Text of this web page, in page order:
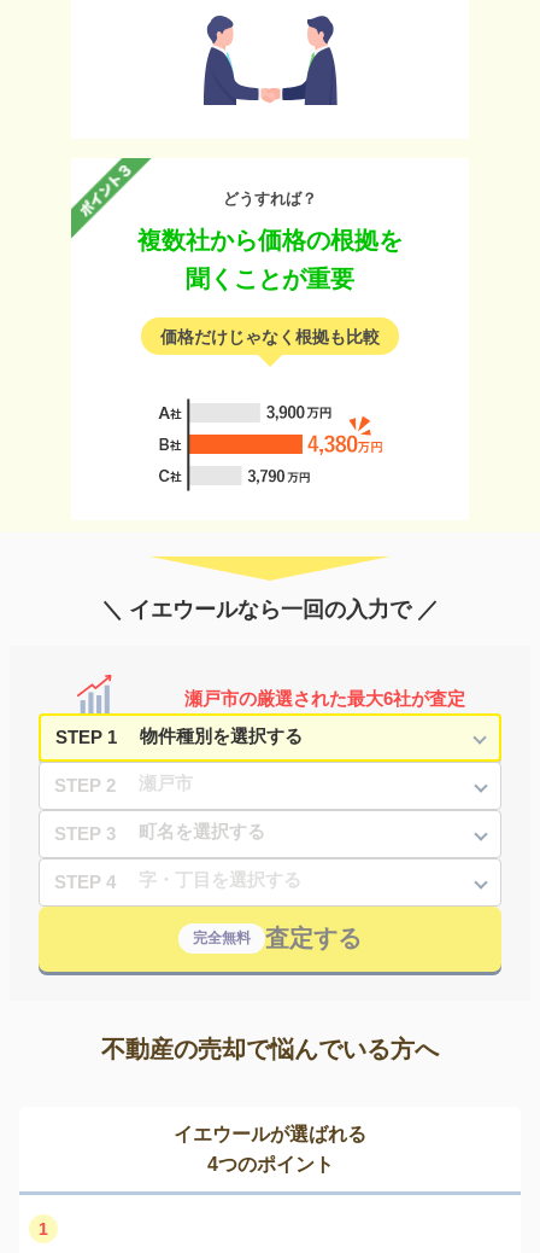
どうすれば？
複数社から価格の根拠を
聞くことが重要
価格だけじゃなく根拠も比較
＼ イエウールなら一回の入力で ／
瀬戸市の厳選された最大6社が査定
STEP 1
STEP 2
STEP 3
STEP 4
完全無料 査定する
不動産の売却で悩んでいる方へ
イエウールが選ばれる
4つのポイント
1